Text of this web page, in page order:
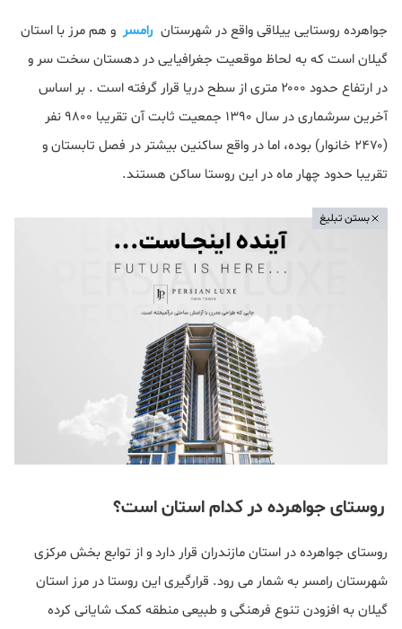
جواهرده روستایی ییلاقی واقع در شهرستان رامسر و هم مرز با استان
گیلان است که به لحاظ موقعیت جغرافیایی در دهستان سخت‌ سر و
در ارتفاع حدود ۲۰۰۰ متری از سطح دریا قرار گرفته‌ است . بر اساس
آخرین سرشماری در سال 1390 جمعیت ثابت آن تقریبا ۹۸۰۰ نفر
(۲۴۷۰ خانوار) بوده، اما در واقع ساکنین بیشتر در فصل تابستان و
تقریبا حدود چهار ماه در این روستا ساکن هستند.
بستن تبلیغ
روستای جواهرده در کدام استان است؟
روستای جواهرده در استان مازندران قرار دارد و از توابع بخش مرکزی
شهرستان رامسر به شمار می رود. قرارگیری این روستا در مرز استان
گیلان به‌ افزودن تنوع فرهنگی و طبیعی منطقه کمک شایانی کرده